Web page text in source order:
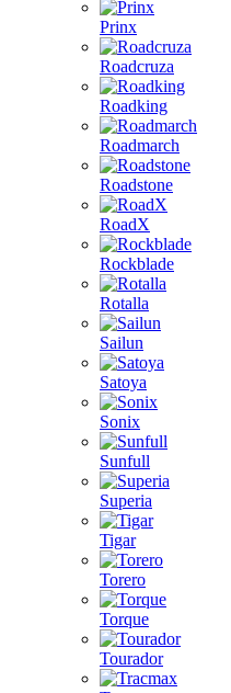
Prinx
Roadcruza
Roadking
Roadmarch
Roadstone
RoadX
Rockblade
Rotalla
Sailun
Satoya
Sonix
Sunfull
Superia
Tigar
Torero
Torque
Tourador